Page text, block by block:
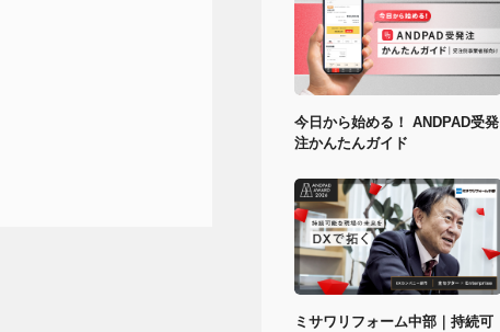
今日から始める！ ANDPAD受発
注かんたんガイド
ミサワリフォーム中部｜持続可